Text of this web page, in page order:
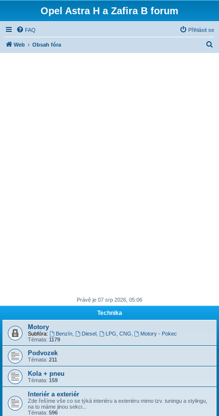
Opel Astra H a Zafira B forum
FAQ Přihlásit se
Web Obsah fóra
Právě je 07 srp 2026, 05:06
Technika
Motory
Subfóra: Benzín, Diesel, LPG, CNG
Motory - Pokec
Témata: 1179
Podvozek
Témata: 211
Kola + pneu
Témata: 159
Interiér a exteriér
Zde řešíme vše co se týká interiéru a exteriéru mimo tzv. tuningu a stylingu,
na to máme jinou sekci...
Témata: 596